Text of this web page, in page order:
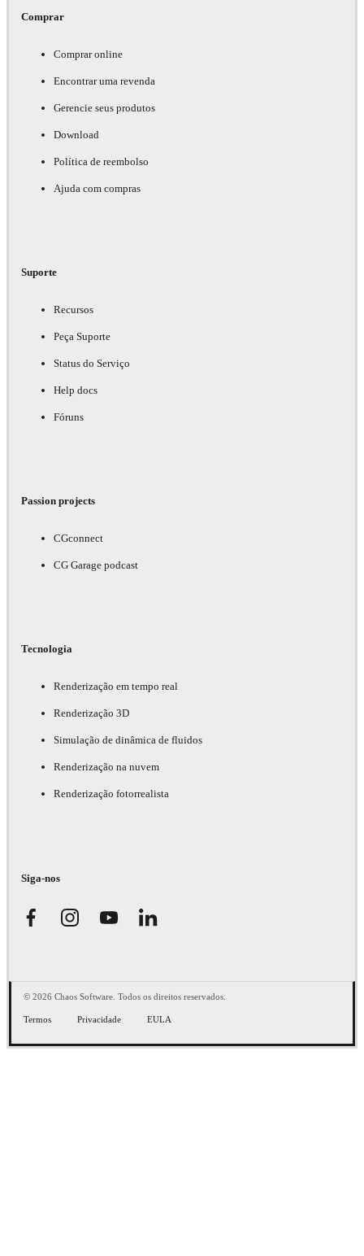
Comprar
Comprar online
Encontrar uma revenda
Gerencie seus produtos
Download
Política de reembolso
Ajuda com compras
Suporte
Recursos
Peça Suporte
Status do Serviço
Help docs
Fóruns
Passion projects
CGconnect
CG Garage podcast
Tecnologia
Renderização em tempo real
Renderização 3D
Simulação de dinâmica de fluidos
Renderização na nuvem
Renderização fotorrealista
Siga-nos
© 2026 Chaos Software. Todos os direitos reservados.
Termos Privacidade EULA